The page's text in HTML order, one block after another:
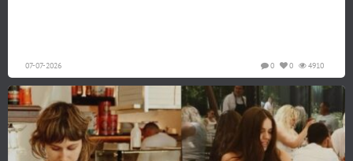
07-07-2026 4910
0
0